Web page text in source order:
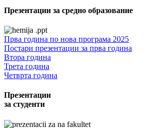
Презентации за средно образование
Прва година по нова програма 2025
Постари презентации за прва година
Втора година
Трета година
Четврта година
Презентации
за студенти